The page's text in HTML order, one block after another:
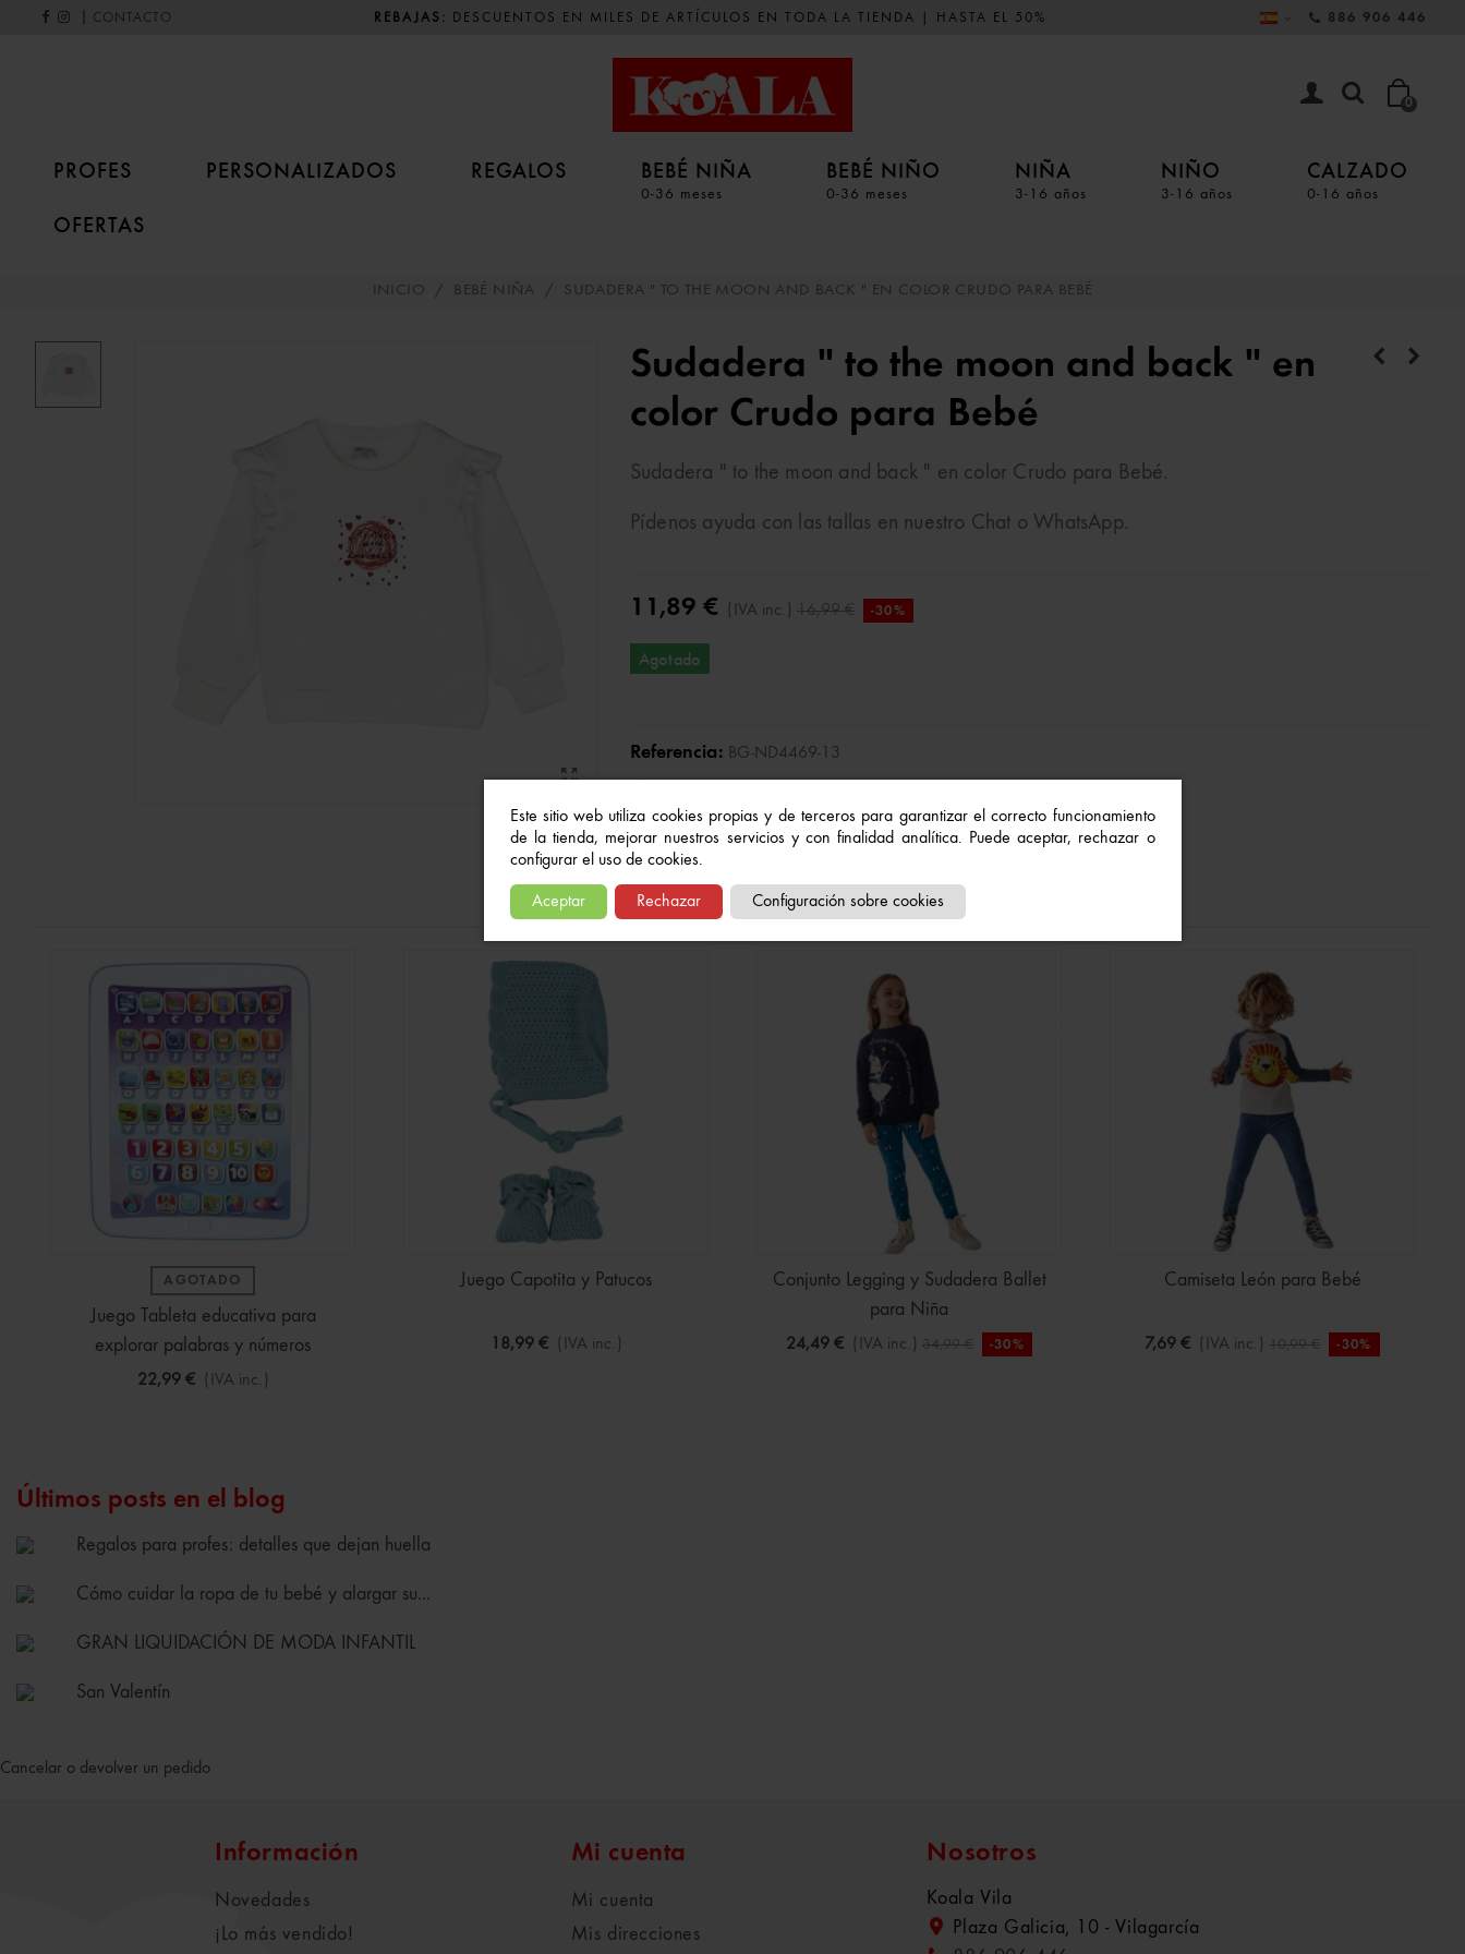
Este sitio web utiliza cookies propias y de terceros para garantizar el correcto funcionamiento
de la tienda, mejorar nuestros servicios y con finalidad analítica. Puede aceptar, rechazar o
configurar el uso de cookies.
Aceptar Rechazar Configuración sobre cookies
CONTACTO REBAJAS: DESCUENTOS EN MILES DE ARTÍCULOS EN TODA LA TIENDA | HASTA EL 50% 886 906 446
0
PROFES PERSONALIZADOS REGALOS BEBÉ NIÑA
0-36 meses
BEBÉ NIÑO
0-36 meses
NIÑA
3-16 años
NIÑO
3-16 años
CALZADO
0-16 años
OFERTAS
INICIO / BEBÉ NIÑA / SUDADERA " TO THE MOON AND BACK " EN COLOR CRUDO PARA BEBÉ
Sudadera " to the moon and back " en
color Crudo para Bebé
Sudadera " to the moon and back " en color Crudo para Bebé.
Pídenos ayuda con las tallas en nuestro Chat o WhatsApp.
11,89 € (IVA inc.) 16,99 € -30%
Agotado
Referencia: BG-ND4469-13
Quizás también te gusten...
AGOTADO
Juego Tableta educativa para
explorar palabras y números
22,99 € (IVA inc.)
Juego Capotita y Patucos
18,99 € (IVA inc.)
Conjunto Legging y Sudadera Ballet
para Niña
24,49 € (IVA inc.) 34,99 € -30%
Camiseta León para Bebé
7,69 € (IVA inc.) 10,99 € -30%
Últimos posts en el blog
Regalos para profes: detalles que dejan huella
Cómo cuidar la ropa de tu bebé y alargar su...
GRAN LIQUIDACIÓN DE MODA INFANTIL
San Valentín
Cancelar o devolver un pedido
Información
Novedades
¡Lo más vendido!
Mi cuenta
Mi cuenta
Mis direcciones
Nosotros
Koala Vila
Plaza Galicia, 10 - Vilagarcía